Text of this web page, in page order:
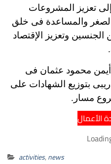
تعزيز المشروعات
الصغر والمساعدة فى خلق
وتعزيز الإقتصاد
محمود عثمان فى
بتوزيع الشهادات على
مسار.
الأعمال
activities,news